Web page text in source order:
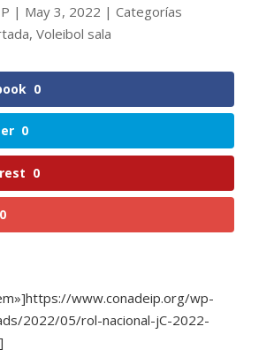
| May 3, 2022 | Categorías
, Voleibol sala
0
0
0
0
www.conadeip.org/wp-
2022/05/rol-nacional-jC-2022-